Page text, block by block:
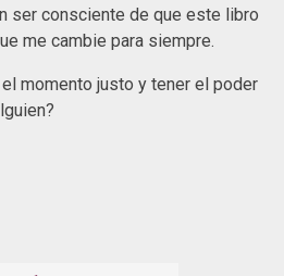
ser consciente de que este libro
me cambie para siempre.
momento justo y tener el poder